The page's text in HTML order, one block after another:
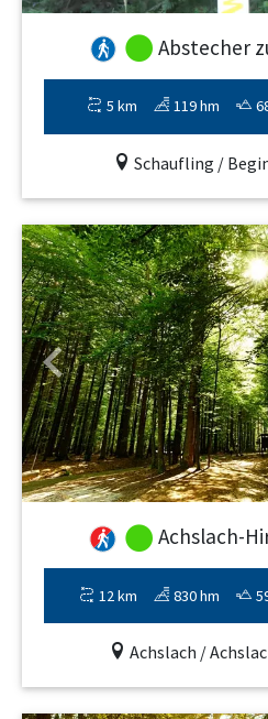
Abstecher
5 km 119 hm
Schaufling /
Previous
Achslach-
12 km 830 hm
Achslach /